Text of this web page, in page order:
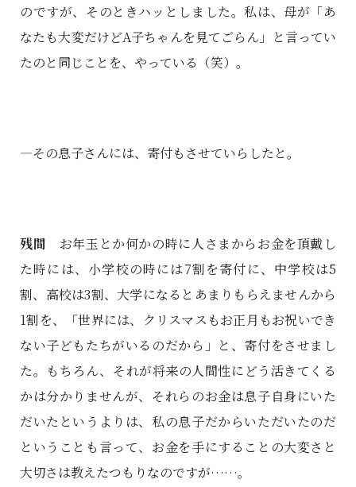
のですが、そのときハッとしました。私は、母が「あ
なたも大変だけどA子ちゃんを見てごらん」と言ってい
たのと同じことを、やっている（笑）。
―その息子さんには、寄付もさせていらしたと。
残間 お年玉とか何かの時に人さまからお金を頂戴し
た時には、小学校の時には7割を寄付に、中学校は5
割、高校は3割、大学になるとあまりもらえませんから
1割を、「世界には、クリスマスもお正月もお祝いでき
ない子どもたちがいるのだから」と、寄付をさせまし
た。もちろん、それが将来の人間性にどう活きてくる
かは分かりませんが、それらのお金は息子自身にいた
だいたというよりは、私の息子だからいただいたのだ
ということも言って、お金を手にすることの大変さと
大切さは教えたつもりなのですが……。